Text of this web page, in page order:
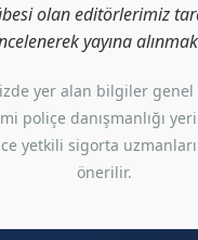
olan editörlerimiz
yayına
yer alan bilgiler
poliçe danışmanlığı
yetkili sigorta
önerilir.